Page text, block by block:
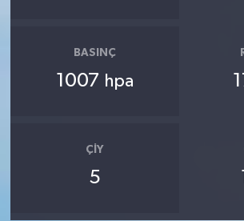
BASINÇ
1007 hpa
ÇIY
5